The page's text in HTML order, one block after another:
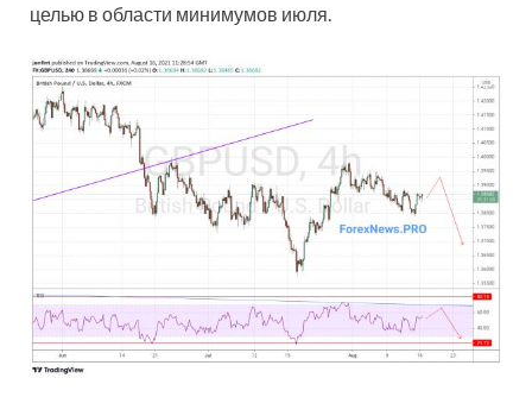
целью в области минимумов июля.